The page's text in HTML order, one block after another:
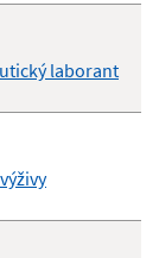
laborant